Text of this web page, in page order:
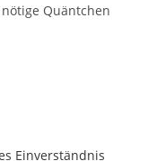
Quäntchen